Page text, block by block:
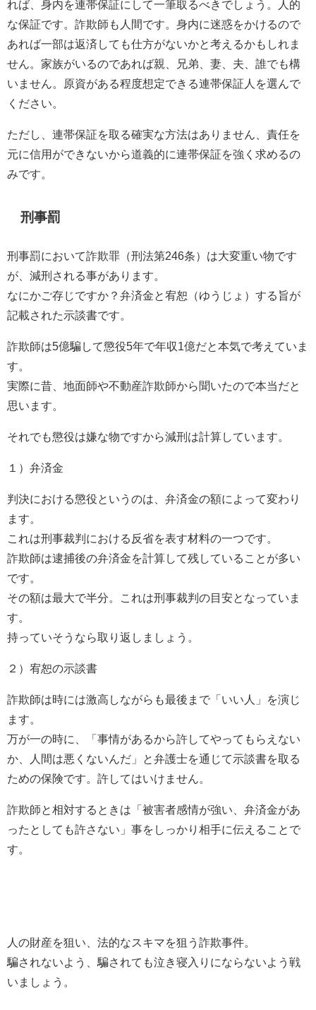
れば、身内を連帯保証にして一筆取るべきでしょう。人的
な保証です。詐欺師も人間です。身内に迷惑をかけるので
あれば一部は返済しても仕方がないかと考えるかもしれま
せん。家族がいるのであれば親、兄弟、妻、夫、誰でも構
いません。原資がある程度想定できる連帯保証人を選んで
ください。
ただし、連帯保証を取る確実な方法はありません、責任を
元に信用ができないから道義的に連帯保証を強く求めるの
みです。
刑事罰
刑事罰において詐欺罪（刑法第246条）は大変重い物です
が、減刑される事があります。
なにかご存じですか？弁済金と宥恕（ゆうじょ）する旨が
記載された示談書です。
詐欺師は5億騙して懲役5年で年収1億だと本気で考えていま
す。
実際に昔、地面師や不動産詐欺師から聞いたので本当だと
思います。
それでも懲役は嫌な物ですから減刑は計算しています。
１）弁済金
判決における懲役というのは、弁済金の額によって変わり
ます。
これは刑事裁判における反省を表す材料の一つです。
詐欺師は逮捕後の弁済金を計算して残していることが多い
です。
その額は最大で半分。これは刑事裁判の目安となっていま
す。
持っていそうなら取り返しましょう。
２）宥恕の示談書
詐欺師は時には激高しながらも最後まで「いい人」を演じ
ます。
万が一の時に、「事情があるから許してやってもらえない
か、人間は悪くないんだ」と弁護士を通じて示談書を取る
ための保険です。許してはいけません。
詐欺師と相対するときは「被害者感情が強い、弁済金があ
ったとしても許さない」事をしっかり相手に伝えることで
す。
人の財産を狙い、法的なスキマを狙う詐欺事件。
騙されないよう、騙されても泣き寝入りにならないよう戦
いましょう。